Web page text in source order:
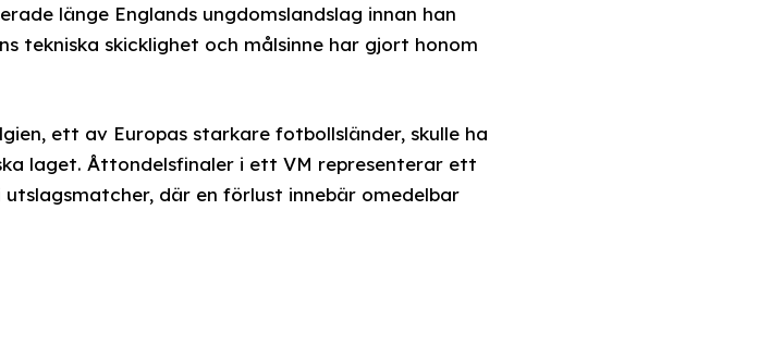
länge Englands ungdomslandslag innan han
tekniska skicklighet och målsinne har gjort honom
ett av Europas starkare fotbollsländer, skulle ha
laget. Åttondelsfinaler i ett VM representerar ett
där en förlust innebär omedelbar